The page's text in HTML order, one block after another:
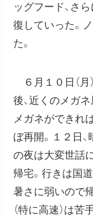
ッグフード、さら
復していった。
た。
６月１０日（月
後、近くのメガ
メガネができれ
ぼ再開。１２日、
の夜は大変世話
帰宅。行きは国
暑さに弱いので
（特に高速）は